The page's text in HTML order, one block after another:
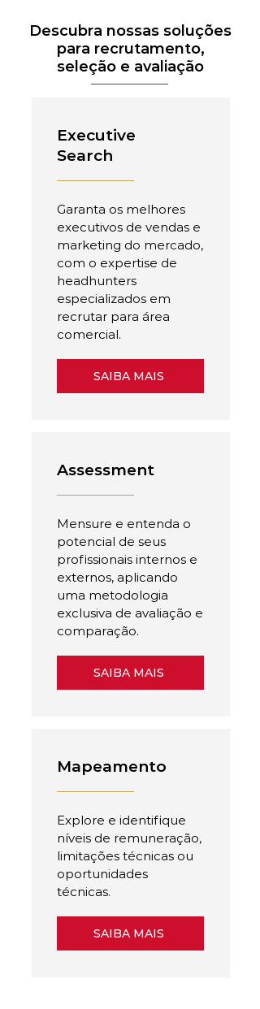
Descubra nossas soluções
para recrutamento,
seleção e avaliação
Executive
Search
Garanta os melhores
executivos de vendas e
marketing do mercado,
com o expertise de
headhunters
especializados em
recrutar para área
comercial.
SAIBA MAIS
Assessment
Mensure e entenda o
potencial de seus
profissionais internos e
externos, aplicando
uma metodologia
exclusiva de avaliação e
comparação.
SAIBA MAIS
Mapeamento
Explore e identifique
níveis de remuneração,
limitações técnicas ou
oportunidades
técnicas.
SAIBA MAIS